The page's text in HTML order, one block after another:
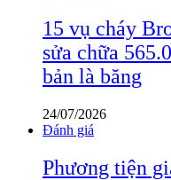
15 vụ cháy
sửa chữa
bản là băng
24/07/2026
Đánh giá
Phương tiện